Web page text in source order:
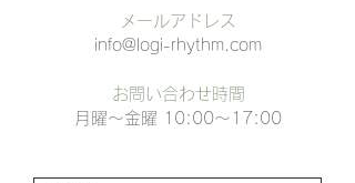
メールアドレス
info@logi-rhythm.com
お問い合わせ時間
月曜〜金曜 10:00～17:00